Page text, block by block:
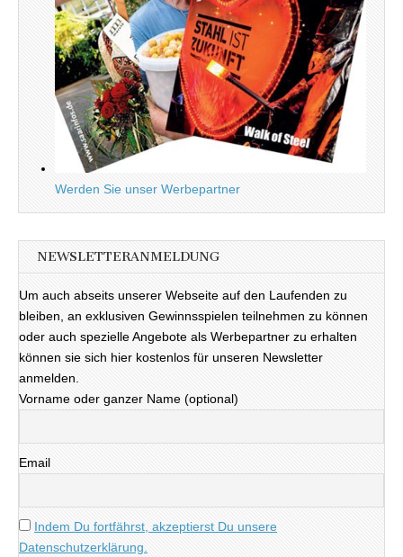
Werden Sie unser Werbepartner
NEWSLETTERANMELDUNG
Um auch abseits unserer Webseite auf den Laufenden zu
bleiben, an exklusiven Gewinnsspielen teilnehmen zu können
oder auch spezielle Angebote als Werbepartner zu erhalten
können sie sich hier kostenlos für unseren Newsletter
anmelden.
Vorname oder ganzer Name (optional)
Email
Indem Du fortfährst, akzeptierst Du unsere
Datenschutzerklärung.